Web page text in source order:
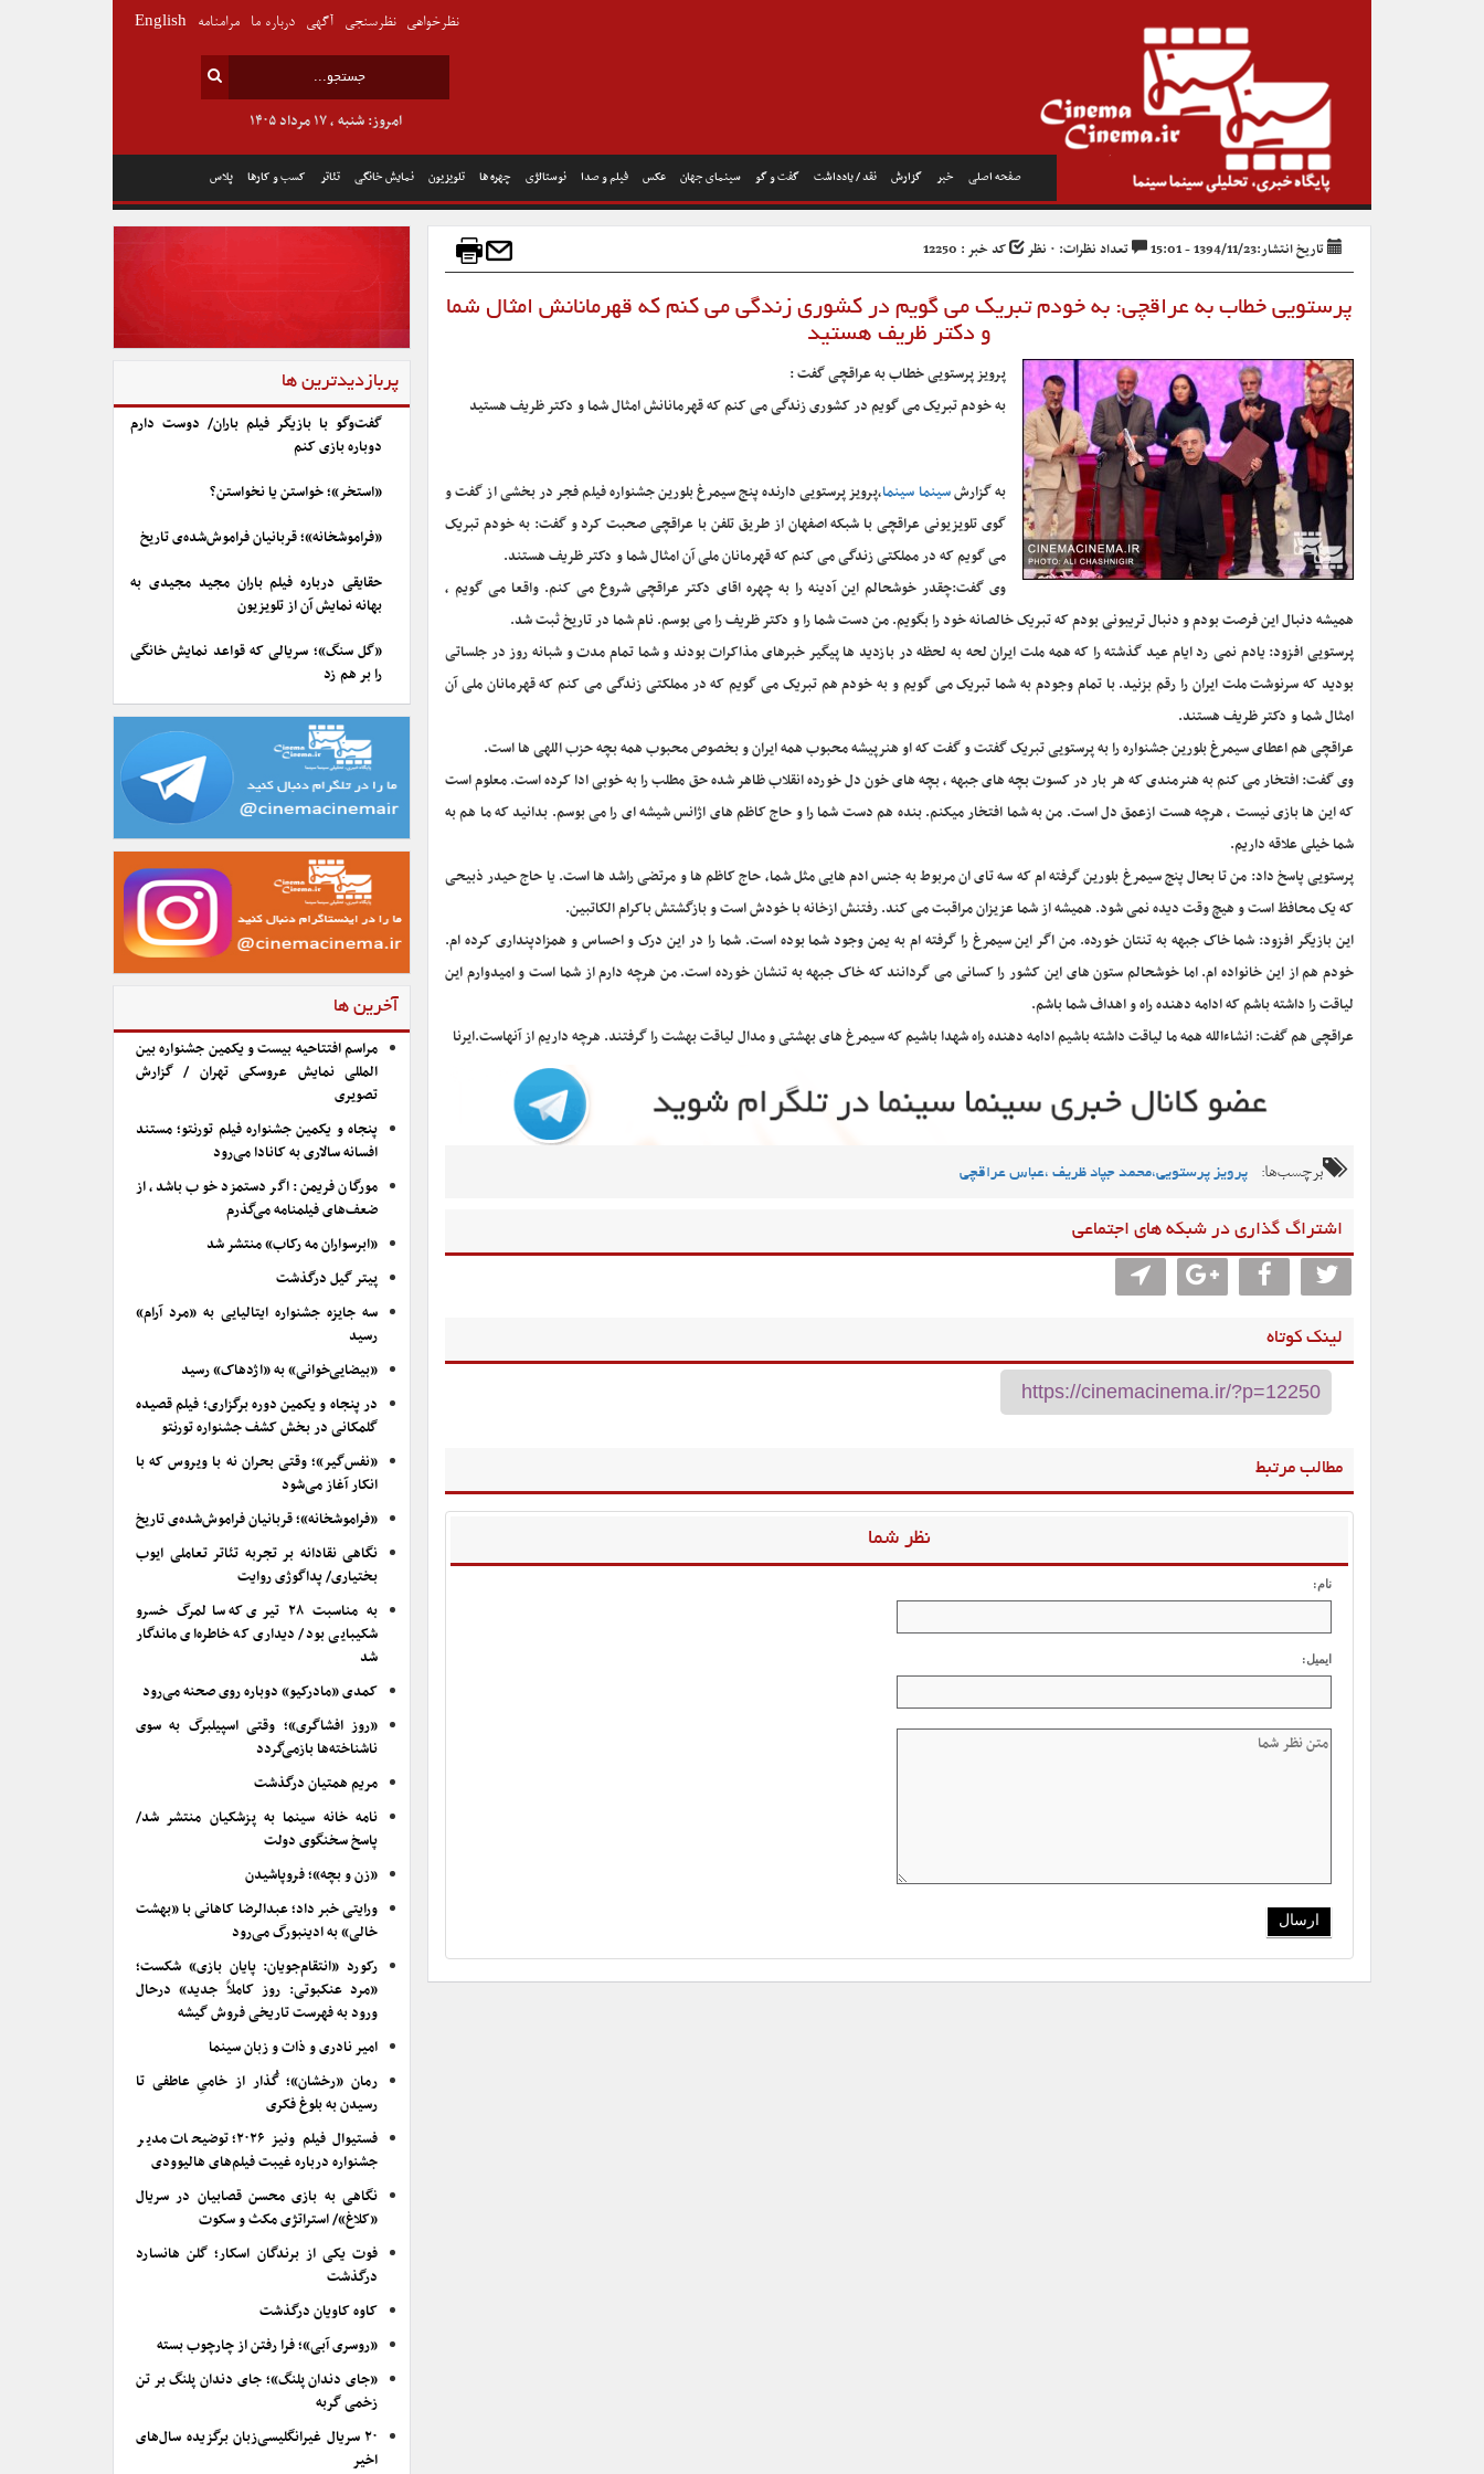
صفحه اصلی خبر گزارش نقد / یادداشت گفت و گو سینمای جهان عکس فیلم و صدا نوستالژی چهره ها تلویزیون نمایش خانگی تئاتر کسب و کارها پلاس
امروز: شنبه , ۱۷ مرداد ۱۴۰۵
نظرخواهی نظرسنجی آگهی درباره ما مرامنامه English
تاریخ انتشار:1394/11/23 - 15:01 تعداد نظرات: ۰ نظر کد خبر : 12250
پرستویی خطاب به عراقچی: به خودم تبریک می گویم در کشوری زندگی می کنم که قهرمانانش امثال شما
و دکتر ظریف هستید
پرویز پرستویی خطاب به عراقچی گفت :
به خودم تبریک می گویم در کشوری زندگی می کنم که قهرمانانش امثال شما و دکتر ظریف هستید
به گزارشسینما سینما،پرویز پرستویی دارنده پنج سیمرغ بلورین جشنواره فیلم فجر در بخشی از گفت و
گوی تلویزیونی عراقچی با شبکه اصفهان از طریق تلفن با عراقچی صحبت کرد و گفت: به خودم تبریک
می گویم که در مملکتی زندگی می کنم که قهرمانان ملی آن امثال شما و دکتر ظریف هستند.
وی گفت:چقدر خوشحالم این آدینه را به چهره اقای دکتر عراقچی شروع می کنم. واقعا می گویم ،
همیشه دنبال این فرصت بودم و دنبال تریبونی بودم که تبریک خالصانه خود را بگویم. من دست شما را و دکتر ظریف را می بوسم. نام شما در تاریخ ثبت شد.
پرستویی افزود: یادم نمی رد ایام عید گذشته را که همه ملت ایران لحه به لحظه در بازدید ها پیگیر خبرهای مذاکرات بودند و شما تمام مدت و شبانه روز در جلساتی
بودید که سرنوشت ملت ایران را رقم بزنید. با تمام وجودم به شما تبریک می گویم و به خودم هم تبریک می گویم که در مملکتی زندگی می کنم که قهرمانان ملی آن
امثال شما و دکتر ظریف هستند.
عراقچی هم اعطای سیمرغ بلورین جشنواره را به پرستویی تبریک گفتت و گفت که او هنرپیشه محبوب همه ایران و بخصوص محبوب همه بچه حزب اللهی ها است.
وی گفت: افتخار می کنم به هنرمندی که هر بار در کسوت بچه های جبهه ، بچه های خون دل خورده انقلاب ظاهر شده حق مطلب را به خوبی ادا کرده است. معلوم است
که این ها بازی نیست ، هرچه هست ازعمق دل است. من به شما افتخار میکنم. بنده هم دست شما را و حاج کاظم های اژانس شیشه ای را می بوسم. بدانید که ما هم به
شما خیلی علاقه داریم.
پرستویی پاسخ داد: من تا بحال پنج سیمرغ بلورین گرفته ام که سه تای ان مربوط به جنس ادم هایی مثل شما، حاج کاظم ها و مرتضی راشد ها است. یا حاج حیدر ذبیحی
که یک محافظ است و هیچ وقت دیده نمی شود. همیشه از شما عزیزان مراقبت می کند. رفتنش ازخانه با خودش است و بازگشتش باکرام الکاتبین.
این بازیگر افزود: شما خاک جبهه به تنتان خورده. من اگر این سیمرغ را گرفته ام به یمن وجود شما بوده است. شما را در این درک و احساس و همزادپنداری کرده ام.
خودم هم از این خانواده ام. اما خوشحالم ستون های این کشور را کسانی می گردانند که خاک جبهه به تنشان خورده است. من هرچه دارم از شما است و امیدوارم این
لیاقت را داشته باشم که ادامه دهنده راه و اهداف شما باشم.
عراقچی هم گفت: انشاءالله همه ما لیاقت داشته باشیم ادامه دهنده راه شهدا باشیم که سیمرغ های بهشتی و مدال لیاقت بهشت را گرفتند. هرچه داریم از آنهاست.ایرنا
برچسب‌ها: پرویز پرستویی،محمد جپاد ظریف ،عباس عراقچی
اشتراگ گذاری در شبکه های اجتماعی
لینک کوتاه
مطالب مرتبط
نظر شما
نام:
ایمیل:
پربازدیدترین ها
گفت‌وگو با بازیگر فیلم باران/ دوست دارم
دوباره بازی کنم
«استخر»؛ خواستن یا نخواستن؟
«فراموشخانه»؛ قربانیان فراموش‌شده‌ی تاریخ
حقایقی درباره فیلم باران مجید مجیدی به
بهانه نمایش آن از تلویزیون
«گل سنگ»؛ سریالی که قواعد نمایش خانگی
را بر هم زد
آخرین ها
مراسم افتتاحیه بیست و یکمین جشنواره بین
المللی نمایش عروسکی تهران / گزارش
تصویری
پنجاه و یکمین جشنواره فیلم تورنتو؛ مستند
افسانه سالاری به کانادا می‌رود
مورگان فریمن: اگر دستمزد خوب باشد، از
ضعف‌های فیلمنامه می‌گذرم
«ابرسواران مه رکاب» منتشر شد
پیتر گیل درگذشت
سه جایزه جشنواره ایتالیایی به «مرد آرام»
رسید
«بیضایی‌خوانی» به «اژدهاک» رسید
در پنجاه و یکمین دوره برگزاری؛ فیلم قصیده
گلمکانی در بخش کشف جشنواره تورنتو
«نفس‌گیر»؛ وقتی بحران نه با ویروس که با
انکار آغاز می‌شود
«فراموشخانه»؛ قربانیان فراموش‌شده‌ی تاریخ
نگاهی نقادانه بر تجربه تئاتر تعاملی ایوب
بختیاری/ پداگوژی روایت
به مناسبت ۲۸ تیری که سالمرگ خسرو
شکیبایی بود/ دیداری که خاطره‌ای ماندگار
شد
کمدی «مادرکیو» دوباره روی صحنه می‌رود
«روز افشاگری»؛ وقتی اسپیلبرگ به سوی
ناشناخته‌ها بازمی‌گردد
مریم همتیان درگذشت
نامه خانه سینما به پزشکیان منتشر شد/
پاسخ سخنگوی دولت
«زن و بچه»؛ فروپاشیدن
ورایتی خبر داد؛ عبدالرضا کاهانی با «بهشت
خالی» به ادینبورگ می‌رود
رکورد «انتقام‌جویان: پایان بازی» شکست؛
«مرد عنکبوتی: روز کاملاً جدید» درحال
ورود به فهرست تاریخی فروش گیشه
امیر نادری و ذات و زبان سینما
رمان «رخشان»؛ گُذار از خامیِ عاطفی تا
رسیدن به بلوغ فکری
فستیوال فیلم ونیز ۲۰۲۶؛ توضیحات مدیر
جشنواره درباره غیبت فیلم‌های هالیوودی
نگاهی به بازی محسن قصابیان در سریال
«کلاغ»/ استراتژی مکث و سکوت
فوت یکی از برندگان اسکار؛ گلن هانسارد
درگذشت
کاوه کاویان درگذشت
«روسری آبی»؛ فرا رفتن از چارچوب بسته
«جای دندان پلنگ»؛ جای دندان پلنگ بر تن
زخمی گربه
۲۰ سریال غیرانگلیسی‌زبان برگزیده سال‌های
اخیر